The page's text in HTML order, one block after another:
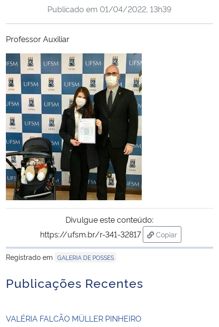
Ministério da Cidadania
Ministério de Minas e Energia
Ministério da Ciência, Tecnologia, Inovações e Comunicações
Ministério do Meio Ambiente
Ministério do Turismo
Ministério do Desenvolvimento Regional
Controladoria-Geral da União
Ministério da Mulher, da Família e dos Direitos Humanos
Advocacia-Geral da União
Publicado em 01/04/2022, 13h39
Professor Auxiliar
Divulgue este conteúdo:
https://ufsm.br/r-341-32817
Copiar
para área de
Registrado em GALERIA DE POSSES
Publicações Recentes
VALÉRIA FALCÃO MÜLLER PINHEIRO